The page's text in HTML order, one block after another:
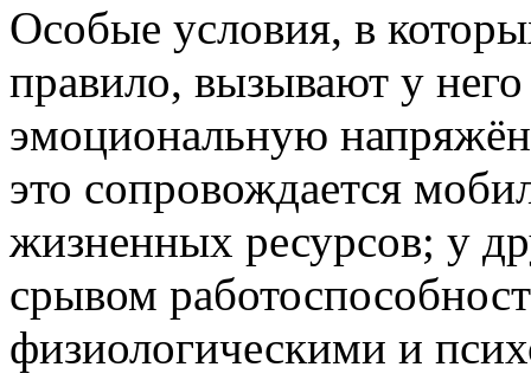
Особые условия, в
правило, вызывают у
эмоциональную
это сопровождается
жизненных ресурсов; у
срывом
физиологическими и